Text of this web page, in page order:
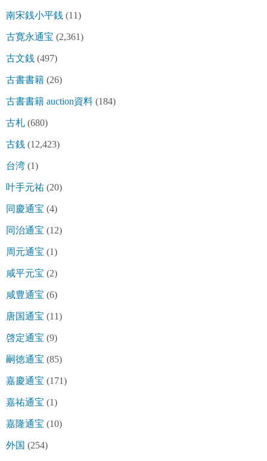
南宋銭小平銭 (11)
古寛永通宝 (2,361)
古文銭 (497)
古書書籍 (26)
古書書籍 auction資料 (184)
古札 (680)
古銭 (12,423)
台湾 (1)
叶手元祐 (20)
同慶通宝 (4)
同治通宝 (12)
周元通宝 (1)
咸平元宝 (2)
咸豊通宝 (6)
唐国通宝 (11)
啓定通宝 (9)
嗣徳通宝 (85)
嘉慶通宝 (171)
嘉祐通宝 (1)
嘉隆通宝 (10)
外国 (254)